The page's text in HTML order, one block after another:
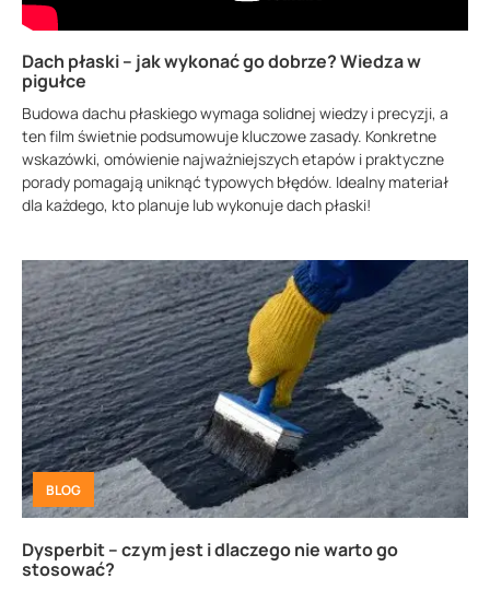
Dach płaski – jak wykonać go dobrze? Wiedza w
pigułce
Budowa dachu płaskiego wymaga solidnej wiedzy i precyzji, a
ten film świetnie podsumowuje kluczowe zasady. Konkretne
wskazówki, omówienie najważniejszych etapów i praktyczne
porady pomagają uniknąć typowych błędów. Idealny materiał
dla każdego, kto planuje lub wykonuje dach płaski!
BLOG
Dysperbit – czym jest i dlaczego nie warto go
stosować?